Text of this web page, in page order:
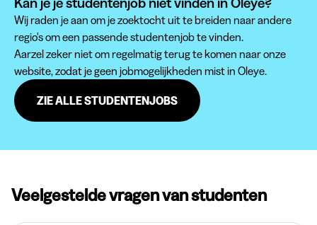
Wij raden je aan om je zoektocht uit te breiden naar andere
regio's om een passende studentenjob te vinden.
Aarzel zeker niet om regelmatig terug te komen naar onze
website, zodat je geen jobmogelijkheden mist in Oleye.
ZIE ALLE STUDENTENJOBS
Veelgestelde vragen van studenten